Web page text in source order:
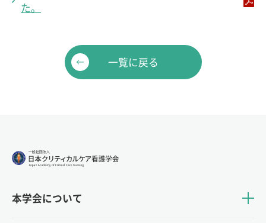
た。
一覧に戻る
本学会について